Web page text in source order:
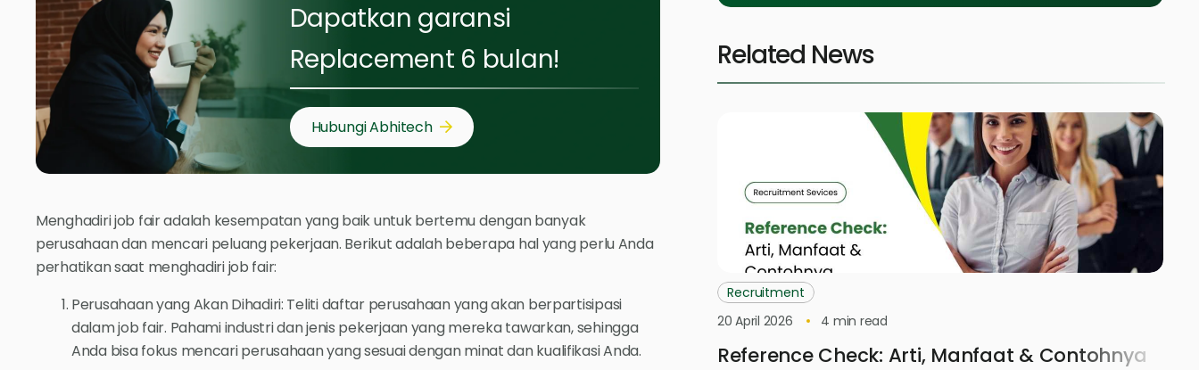
Dapatkan garansi
Replacement 6 bulan!
Hubungi Abhitech
Menghadiri job fair adalah kesempatan yang baik untuk bertemu dengan banyak
perusahaan dan mencari peluang pekerjaan. Berikut adalah beberapa hal yang perlu Anda
perhatikan saat menghadiri job fair:
Perusahaan yang Akan Dihadiri: Teliti daftar perusahaan yang akan berpartisipasi
dalam job fair. Pahami industri dan jenis pekerjaan yang mereka tawarkan, sehingga
Anda bisa fokus mencari perusahaan yang sesuai dengan minat dan kualifikasi Anda.
Related News
Recruitment
20 April 2026
4 min read
Reference Check: Arti, Manfaat & Contohnya